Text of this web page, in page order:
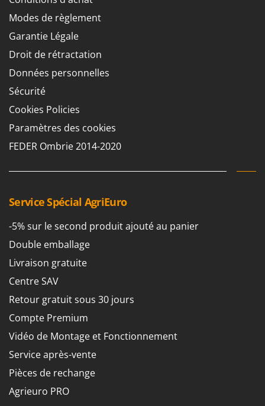
Master
Mastercook
Masterpro
McCulloch
MCH
Michelin
Mille
Minox
Mockmill
MOVA
Mowox
MTD
N
New O.M.R.A.
Ninja
Novatec
Novital
NuAir
NuovaFac
Modes de règlement
Garantie Légale
Droit de rétractation
Données personnelles
Sécurité
Cookies Policies
Paramètres des cookies
FEDER Ombrie 2014-2020
Service Spécial AgriEuro
-5% sur le second produit ajouté au panier
Double emballage
Livraison gratuite
Centre SAV
Retour gratuit sous 30 jours
Compte Premium
Vidéo de Montage et Fonctionnement
Service après-vente
Pièces de rechange
Agrieuro PRO